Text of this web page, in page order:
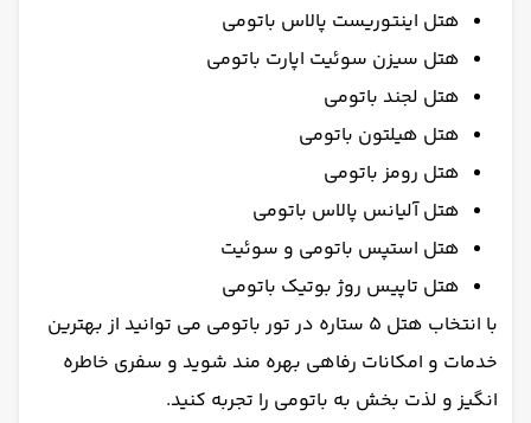
هتل اینتوریست پالاس باتومی
هتل سیزن سوئیت اپارت باتومی
هتل لجند باتومی
هتل هیلتون باتومی
هتل رومز باتومی
هتل آلیانس پالاس باتومی
هتل استپس باتومی و سوئیت
هتل تاپیس روژ بوتیک باتومی
با انتخاب هتل 5 ستاره در تور باتومی می توانید از بهترین
خدمات و امکانات رفاهی بهره مند شوید و سفری خاطره
انگیز و لذت بخش به باتومی را تجربه کنید.